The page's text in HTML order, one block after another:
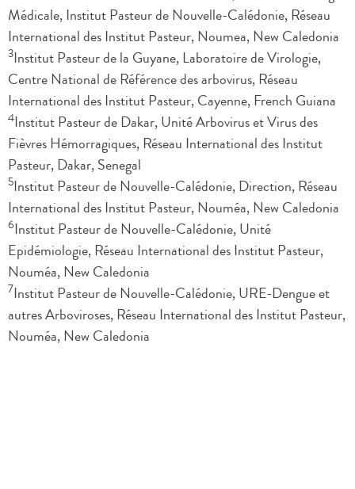
Médicale, Institut Pasteur de Nouvelle-Calédonie, Réseau
International des Institut Pasteur, Noumea, New Caledonia
3Institut Pasteur de la Guyane, Laboratoire de Virologie,
Centre National de Référence des arbovirus, Réseau
International des Institut Pasteur, Cayenne, French Guiana
4Institut Pasteur de Dakar, Unité Arbovirus et Virus des
Fièvres Hémorragiques, Réseau International des Institut
Pasteur, Dakar, Senegal
5Institut Pasteur de Nouvelle-Calédonie, Direction, Réseau
International des Institut Pasteur, Nouméa, New Caledonia
6Institut Pasteur de Nouvelle-Calédonie, Unité
Epidémiologie, Réseau International des Institut Pasteur,
Nouméa, New Caledonia
7Institut Pasteur de Nouvelle-Calédonie, URE-Dengue et
autres Arboviroses, Réseau International des Institut Pasteur,
Nouméa, New Caledonia